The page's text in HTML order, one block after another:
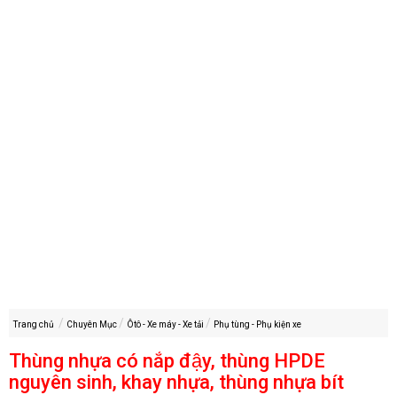
Trang chủ Chuyên Mục Ôtô - Xe máy - Xe tải Phụ tùng - Phụ kiện xe
Thùng nhựa có nắp đậy, thùng HPDE
nguyên sinh, khay nhựa, thùng nhựa bít